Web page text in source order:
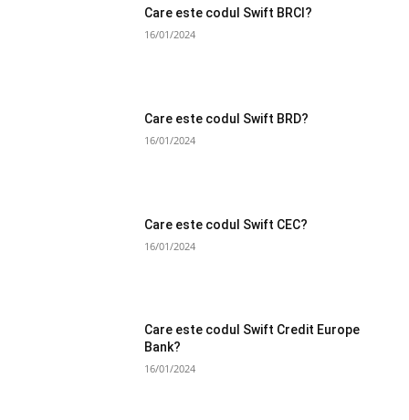
Care este codul Swift BRCI?
16/01/2024
Care este codul Swift BRD?
16/01/2024
Care este codul Swift CEC?
16/01/2024
Care este codul Swift Credit Europe
Bank?
16/01/2024